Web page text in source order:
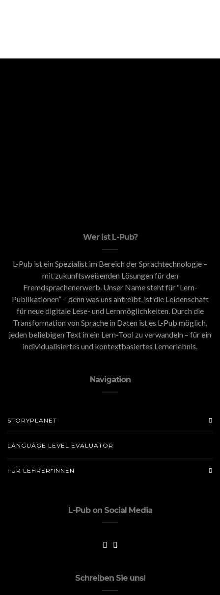
Wer ist L-Pub?
L-Pub ist ein Spezialist im Bereich der Sprachtechnologie –
mit zukunftsweisenden Lösungen für den
Fremdsprachenerwerb. Unser Name steht für “Lern-
Publikationen” – denn was uns antreibt, ist die Leidenschaft
für neue digitale Lese- und Lernmöglichkeiten. Durch die
Transformation von Sprache in Daten ist es L-Pub möglich,
jeden beliebigen Text in ein Lern-Tool zu verwandeln – für ein
individualisiertes und kontextbasiertes Lernerlebnis.
Navigation
STORYPLANET
LANGUAGE LEVEL EVALUATOR
FÜR LEHRER*INNEN
L-Pub on Social Media
Schreiben Sie uns!